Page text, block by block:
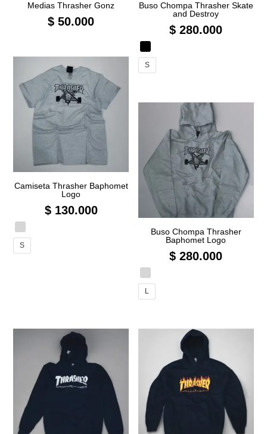
Medias Thrasher Gonz
$ 50.000
Buso Chompa Thrasher Skate
and Destroy
$ 280.000
S
Camiseta Thrasher Baphomet
Logo
$130.000
S
Buso Chompa Thrasher
Baphomet Logo
$ 280.000
L